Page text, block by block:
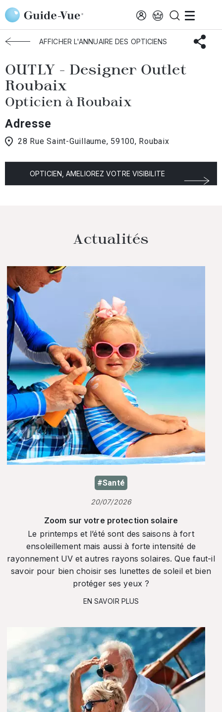
Aller au contenu principal
Accueil Choisir mon opticien OUTLY
AFFICHER L'ANNUAIRE DES OPTICIENS
OUTLY - Designer Outlet
Roubaix
Opticien à Roubaix
Adresse
28 Rue Saint-Guillaume, 59100, Roubaix
OPTICIEN, AMELIOREZ VOTRE VISIBILITE
Actualités
#Santé
20/07/2026
Zoom sur votre protection solaire
Le printemps et l’été sont des saisons à fort
ensoleillement mais aussi à forte intensité de
rayonnement UV et autres rayons solaires. Que faut-il
savoir pour bien choisir ses lunettes de soleil et bien
protéger ses yeux ?
EN SAVOIR PLUS